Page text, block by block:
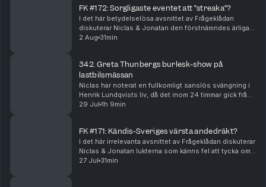
FK #172: Sorgligaste eventet att ”streaka”?
I det här betydelselösa avsnittet av Frågeklådan
diskuterar Niclas & Jonatan den förstnämndes ärliga
syn på TV-spel, vilket som är det sorgligaste
2 Aug 31min
342. Greta Thunbergs burlesk-show på
lastbilsmässan
Niclas har noterat en fullkomligt sanslös svängning i
Henrik Lundqvists liv, då det inom 24 timmar gick från
lyxig fläd till motsatsen. Vi plockar ut ett härligt gäng
29 Jul 1h 9min
FK #171: Kändis-Sveriges värsta andedräkt?
I det här irrelevanta avsnittet av Frågeklådan diskuterar
Niclas & Jonatan lukterna som känns fel att tycka om,
oenighet gällande skivat bröd, diskmaskiners uselhet,
27 Jul 31min